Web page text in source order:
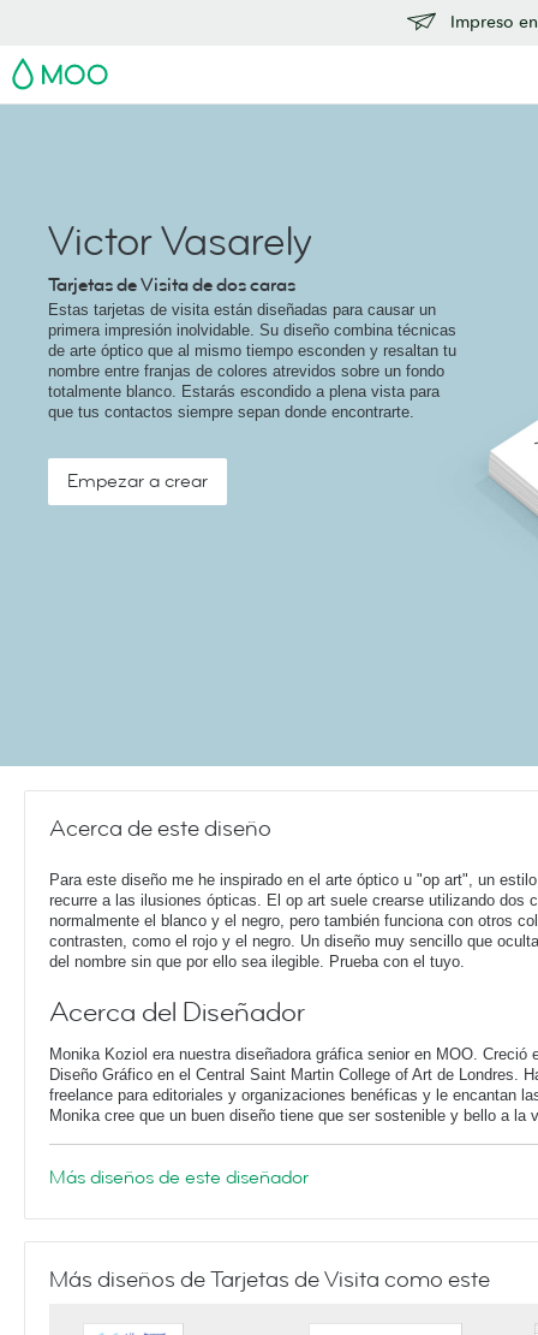
Impreso
MOO
Victor Vasarely
Tarjetas de Visita de dos caras
Estas tarjetas de visita están diseñadas para causar un
primera impresión inolvidable. Su diseño combina técnicas
de arte óptico que al mismo tiempo esconden y resaltan tu
nombre entre franjas de colores atrevidos sobre un fondo
totalmente blanco. Estarás escondido a plena vista para
que tus contactos siempre sepan donde encontrarte.
Empezar a crear
Acerca de este diseño
Para este diseño me he inspirado en el arte óptico u "op art", un
recurre a las ilusiones ópticas. El op art suele crearse utilizando dos
normalmente el blanco y el negro, pero también funciona con otros
contrasten, como el rojo y el negro. Un diseño muy sencillo que
del nombre sin que por ello sea ilegible. Prueba con el tuyo.
Acerca del Diseñador
Monika Koziol era nuestra diseñadora gráfica senior en MOO. Creció
Diseño Gráfico en el Central Saint Martin College of Art de Londres.
freelance para editoriales y organizaciones benéficas y le encantan
Monika cree que un buen diseño tiene que ser sostenible y bello a la
Más diseños de este diseñador
Más diseños de Tarjetas de Visita como este